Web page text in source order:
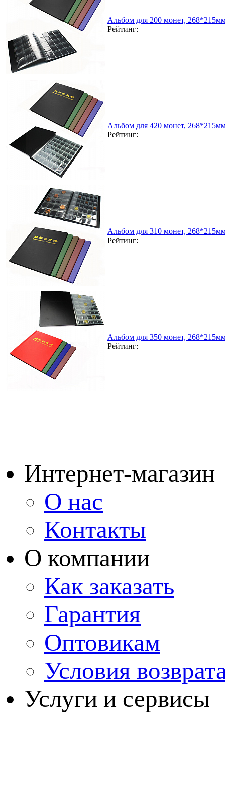
Альбом для 200 монет,
Рейтинг:
Альбом для 420 монет,
Рейтинг:
Альбом для 310 монет,
Рейтинг:
Альбом для 350 монет,
Рейтинг:
Интернет-магазин
О нас
Контакты
О компании
Как заказать
Гарантия
Оптовикам
Условия
Услуги и сервисы